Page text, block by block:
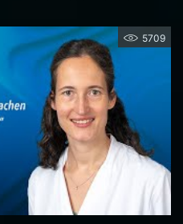
5709